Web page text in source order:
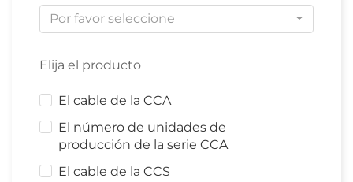
Por favor seleccione
Elija el producto
El cable de la CCA
El número de unidades de
producción de la serie CCA
El cable de la CCS